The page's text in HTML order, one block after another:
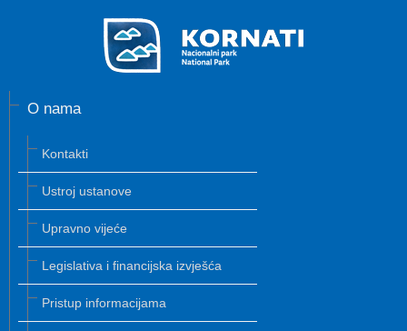
O nama
Kontakti
Ustroj ustanove
Upravno vijeće
Legislativa i financijska izvješća
Pristup informacijama